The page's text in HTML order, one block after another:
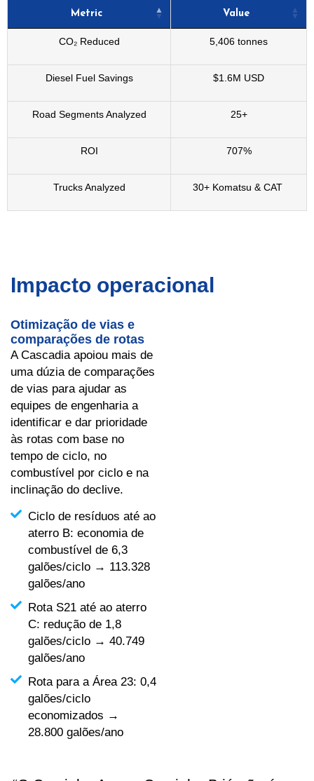
Metric Value
CO₂ Reduced 5,406 tonnes
Diesel Fuel Savings $1.6M USD
Road Segments Analyzed 25+
ROI 707%
Trucks Analyzed 30+ Komatsu & CAT
Impacto operacional
Otimização de vias e
comparações de rotas
A Cascadia apoiou mais de
uma dúzia de comparações
de vias para ajudar as
equipes de engenharia a
identificar e dar prioridade
às rotas com base no
tempo de ciclo, no
combustível por ciclo e na
inclinação do declive.
Ciclo de resíduos até ao
aterro B: economia de
combustível de 6,3
galões/ciclo → 113.328
galões/ano
Rota S21 até ao aterro
C: redução de 1,8
galões/ciclo → 40.749
galões/ano
Rota para a Área 23: 0,4
galões/ciclo
economizados →
28.800 galões/ano